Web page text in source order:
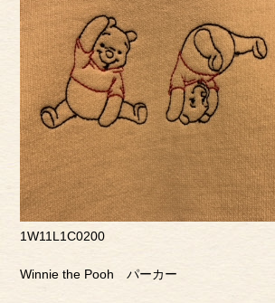
1W11L1C0200
Winnie the Pooh パーカー